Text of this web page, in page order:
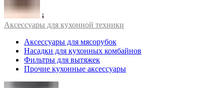
Аксессуары для кухонной техники
Аксессуары для мясорубок
Насадки для кухонных комбайнов
Фильтры для вытяжек
Прочие кухонные аксессуары